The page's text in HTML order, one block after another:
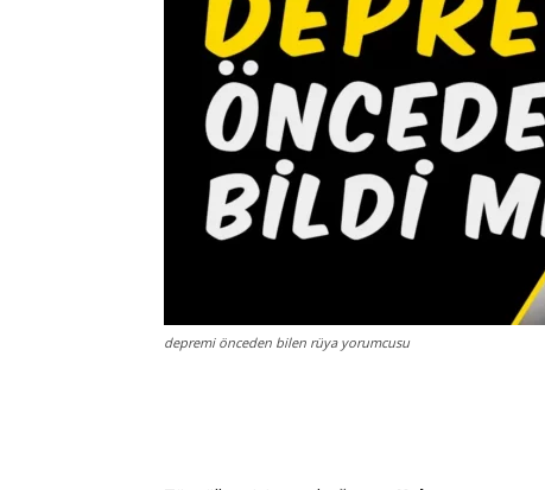
depremi önceden bilen rüya yorumcusu